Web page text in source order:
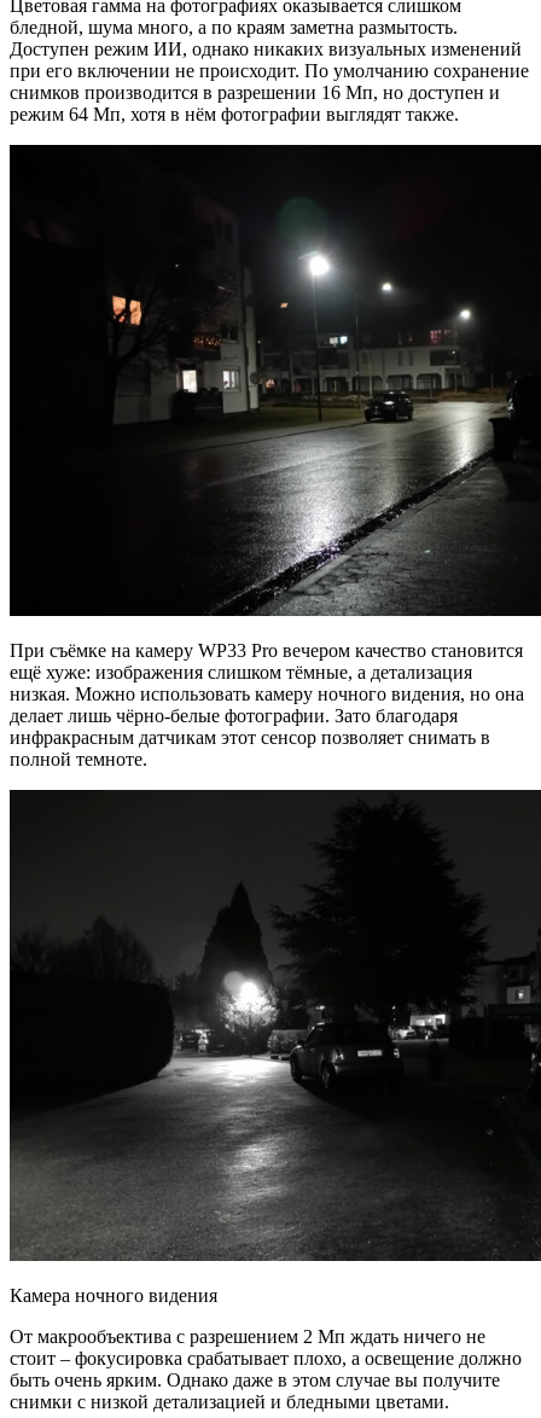
Цветовая гамма на фотографиях оказывается слишком
бледной, шума много, а по краям заметна размытость.
Доступен режим ИИ, однако никаких визуальных изменений
при его включении не происходит. По умолчанию сохранение
снимков производится в разрешении 16 Мп, но доступен и
режим 64 Мп, хотя в нём фотографии выглядят также.
При съёмке на камеру WP33 Pro вечером качество становится
ещё хуже: изображения слишком тёмные, а детализация
низкая. Можно использовать камеру ночного видения, но она
делает лишь чёрно-белые фотографии. Зато благодаря
инфракрасным датчикам этот сенсор позволяет снимать в
полной темноте.
Камера ночного видения
От макрообъектива с разрешением 2 Мп ждать ничего не
стоит – фокусировка срабатывает плохо, а освещение должно
быть очень ярким. Однако даже в этом случае вы получите
снимки с низкой детализацией и бледными цветами.